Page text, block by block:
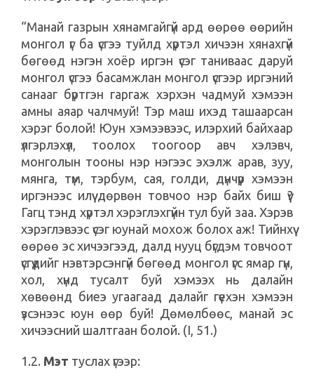
“Манай газрын хянамгайгүй ард өөрөө өөрийн
монгол үг ба үсгээ туйлд хүртэл хичээн хянахгүй
бөгөөд нэгэн хоёр иргэн үсэг таниваас даруй
монгол үсгээ басамжлан монгол үсгээр иргэний
санааг бүртгэн гаргаж хэрхэн чадмуй хэмээн
амны аяар чалчмуй! Тэр маш ихэд ташаарсан
хэрэг болой! Юун хэмээвээс, илэрхий байхаар
үлгэрлэхүл, тоолох тоогоор авч хэлэвч,
монголын тооны нэр нэгээс эхэлж арав, зуу,
мянга, түм, тэрбум, сая, голди, дүнчүүр хэмээн
иргэнээс илүү дөрвөн товчоо нэр байх биш үү?
Гагц тэнд хүртэл хэрэглэхгүйн тул буй заа. Хэрэв
хэрэглэвээс үсэг юунай мохож болох аж! Тийнхүү
өөрөө эс хичээгээд, далд нууц бүгдэм товчоот
үсгүүдийг нэвтэрсэнгүй бөгөөд монгол үгс ямар гүн,
хол, хүнд тусалт буй хэмээх нь далайн
хөвөөнд биеэ угаагаад далайг гүехэн хэмээн
үзсэнээс юун өөр буй! Дөмөлбөөс, манай эс
хичээсний шалтгаан болой. (I, 51.)
1.2. Мэт туслах үгээр: